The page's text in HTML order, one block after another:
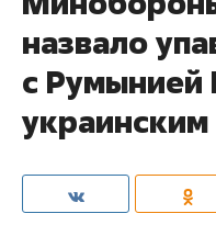
назвало
с
украинским